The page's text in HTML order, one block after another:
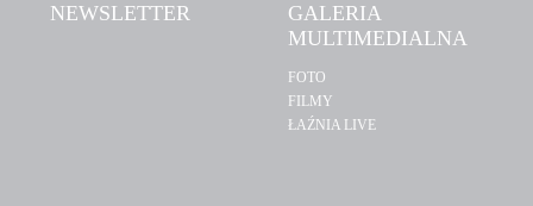
NEWSLETTER
GALERIA
MULTIMEDIALNA
FOTO
FILMY
ŁAŹNIA LIVE